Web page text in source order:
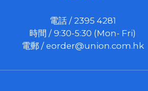
電話 / 2395 4281
時間 / 9:30-5:30 (Mon- Fri)
電郵 / eorder@union.com.hk